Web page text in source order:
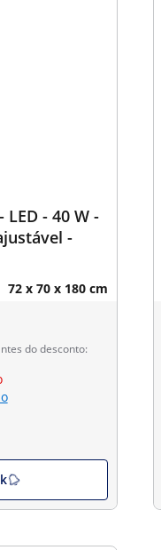
- 40 W -
-
72 x 70 x 180 cm
do desconto: